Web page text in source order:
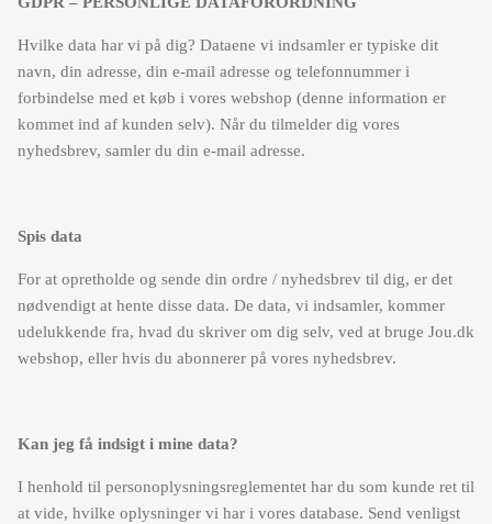
Hvilke data har vi på dig? Dataene vi indsamler er typiske dit
navn, din adresse, din e-mail adresse og telefonnummer i
forbindelse med et køb i vores webshop (denne information er
kommet ind af kunden selv). Når du tilmelder dig vores
nyhedsbrev, samler du din e-mail adresse.
Spis data
For at opretholde og sende din ordre / nyhedsbrev til dig, er det
nødvendigt at hente disse data. De data, vi indsamler, kommer
udelukkende fra, hvad du skriver om dig selv, ved at bruge Jou.dk
webshop, eller hvis du abonnerer på vores nyhedsbrev.
Kan jeg få indsigt i mine data?
I henhold til personoplysningsreglementet har du som kunde ret til
at vide, hvilke oplysninger vi har i vores database. Send venligst